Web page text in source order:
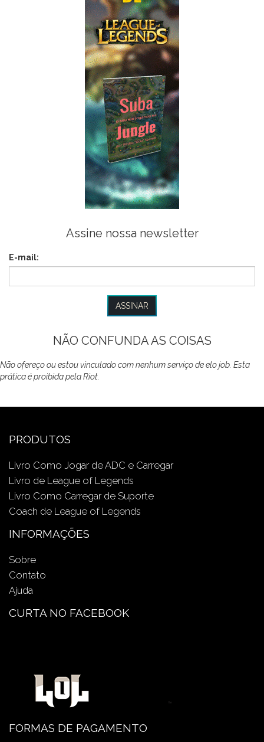
Assine nossa newsletter
E-mail:
NÃO CONFUNDA AS COISAS
Não ofereço ou estou vinculado com nenhum serviço de elo job. Esta
prática é proibida pela Riot.
PRODUTOS
Livro Como Jogar de ADC e Carregar
Livro de League of Legends
Livro Como Carregar de Suporte
Coach de League of Legends
INFORMAÇÕES
Sobre
Contato
Ajuda
CURTA NO FACEBOOK
FORMAS DE PAGAMENTO